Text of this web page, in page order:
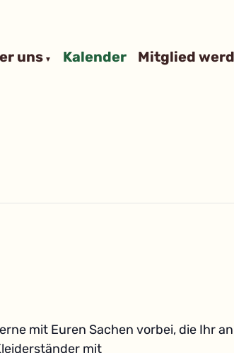
uns Kalender Mitglied
mit Euren Sachen vorbei, die Ihr
mit